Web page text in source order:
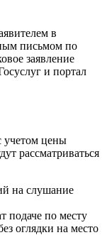
в
письмом по
заявление
и портал
учетом цены
рассматриваться
на слушание
подаче по месту
оглядки на место